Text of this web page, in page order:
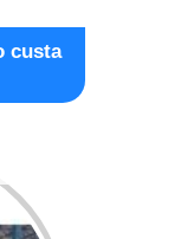
custa